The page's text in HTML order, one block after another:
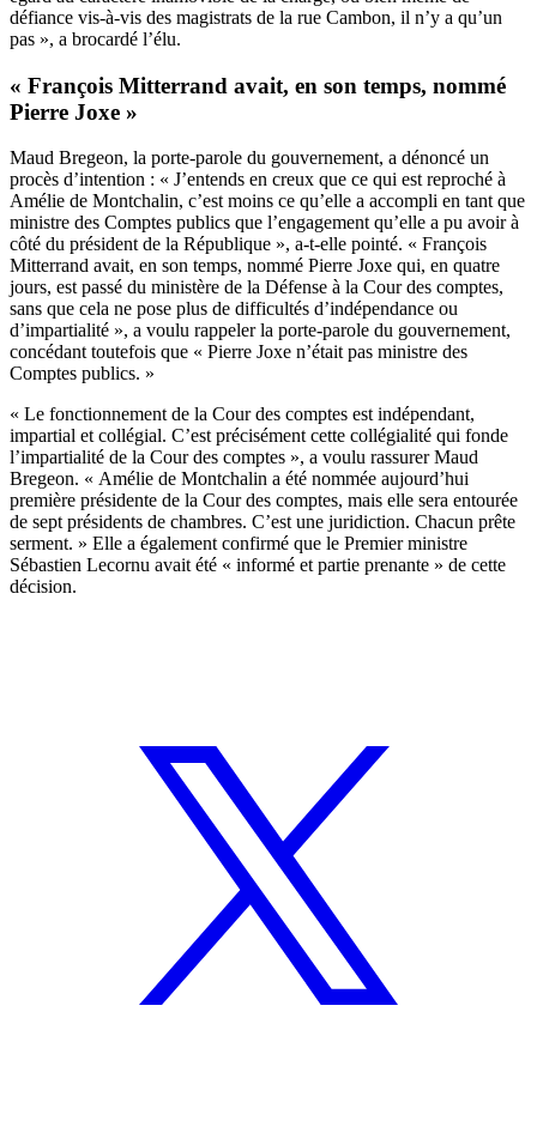
défiance vis-à-vis des magistrats de la rue Cambon, il n’y a qu’un
pas », a brocardé l’élu.
« François Mitterrand avait, en son temps, nommé
Pierre Joxe »
Maud Bregeon, la porte-parole du gouvernement, a dénoncé un
procès d’intention : « J’entends en creux que ce qui est reproché à
Amélie de Montchalin, c’est moins ce qu’elle a accompli en tant que
ministre des Comptes publics que l’engagement qu’elle a pu avoir à
côté du président de la République », a-t-elle pointé. « François
Mitterrand avait, en son temps, nommé Pierre Joxe qui, en quatre
jours, est passé du ministère de la Défense à la Cour des comptes,
sans que cela ne pose plus de difficultés d’indépendance ou
d’impartialité », a voulu rappeler la porte-parole du gouvernement,
concédant toutefois que « Pierre Joxe n’était pas ministre des
Comptes publics. »
« Le fonctionnement de la Cour des comptes est indépendant,
impartial et collégial. C’est précisément cette collégialité qui fonde
l’impartialité de la Cour des comptes », a voulu rassurer Maud
Bregeon. « Amélie de Montchalin a été nommée aujourd’hui
première présidente de la Cour des comptes, mais elle sera entourée
de sept présidents de chambres. C’est une juridiction. Chacun prête
serment. » Elle a également confirmé que le Premier ministre
Sébastien Lecornu avait été « informé et partie prenante » de cette
décision.